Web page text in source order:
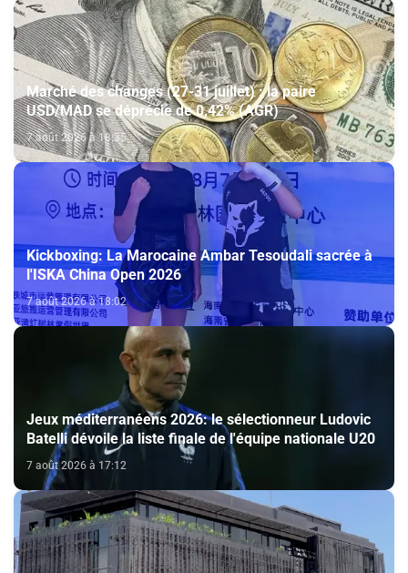
Marché des changes (27-31 juillet) : la paire
USD/MAD se déprécie de 0,42% (AGR)
7 août 2026 à 18:35
Kickboxing: La Marocaine Ambar Tesoudali sacrée à
l'ISKA China Open 2026
7 août 2026 à 18:02
Jeux méditerranéens 2026: le sélectionneur Ludovic
Batelli dévoile la liste finale de l'équipe nationale U20
7 août 2026 à 17:12